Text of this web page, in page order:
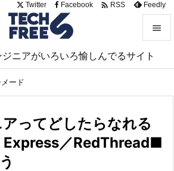
ニアがいろいろ愉しんでるサイト


サイド

Twitter Facebook  RSS Feedly
ード
ってどしたらなれる
Express／RedThread■